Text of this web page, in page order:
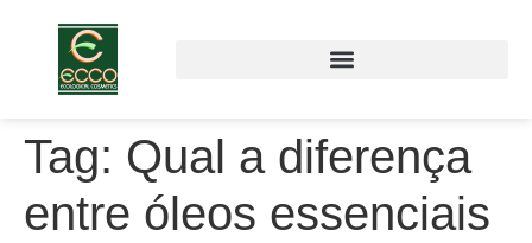
Tag: Qual a diferença
entre óleos essenciais